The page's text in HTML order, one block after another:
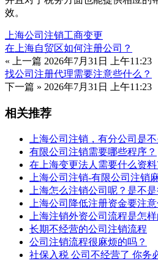
效。
上海公司注销工商变更
在上海自贸区如何注册公司？
« 上一篇 2026年7月31日 上午11:23
找公司注册代理需要注意些什么？
下一篇 » 2026年7月31日 上午11:23
相关推荐
上海公司注销，有分公司是
有限公司注销需要哪些程序？
在上海变更法人需要什么资料
上海公司注销-有限公司注销
上海怎么注销公司呢？是不
上海公司降低注册资金要注意
上海注销外资公司流程是怎样
长期不经营的公司注销流程
公司注销流程很麻烦的吗？
社保入税 公司不经营了 你务